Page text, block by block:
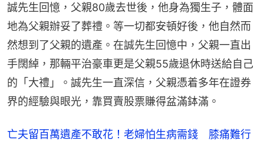
誠先生回憶，父親80歲去世後，他身為獨生子，體面
地為父親辦妥了葬禮。等一切都安頓好後，他自然而
然想到了父親的遺產。在誠先生回憶中，父親一直出
手闊綽，那輛平治豪車更是父親55歲退休時送給自己
的「大禮」。誠先生一直深信，父親憑着多年在證券
界的經驗與眼光，靠買賣股票賺得盆滿鉢滿。
亡夫留百萬遺產不敢花！老婦怕生病需錢 膝痛難行